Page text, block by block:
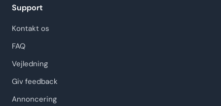
Support
Kontakt os
FAQ
Vejledning
Giv feedback
Annoncering